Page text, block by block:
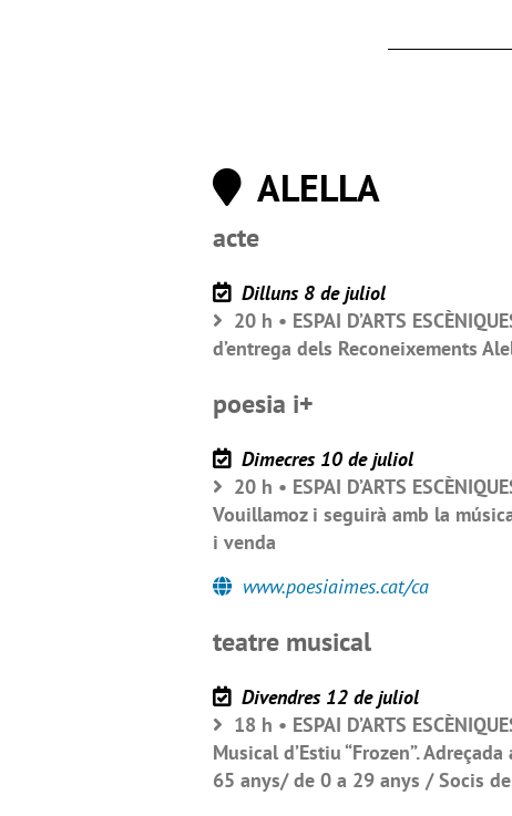
ALELLA
acte
Dilluns 8 de juliol
20 h • ESPAI D’ARTS
d’entrega dels Reconeixements
poesia i+
Dimecres 10 de juliol
20 h • ESPAI D’ARTS
Vouillamoz i seguirà amb la
i venda
www.poesiaimes.cat/ca
teatre musical
Divendres 12 de juliol
18 h • ESPAI D’ARTS
Musical d’Estiu “Frozen”.
65 anys/ de 0 a 29 anys / Socis de